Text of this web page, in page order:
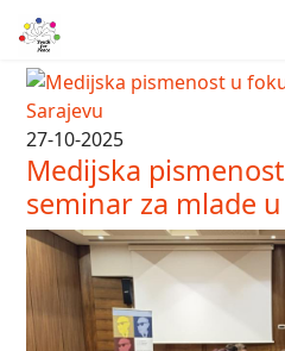
27-10-2025
Medijska
seminar za mlade